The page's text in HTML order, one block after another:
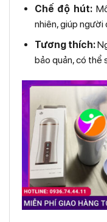
Chế độ hút:
nhiên, giúp người
Tương thích:
bảo quản, có thể